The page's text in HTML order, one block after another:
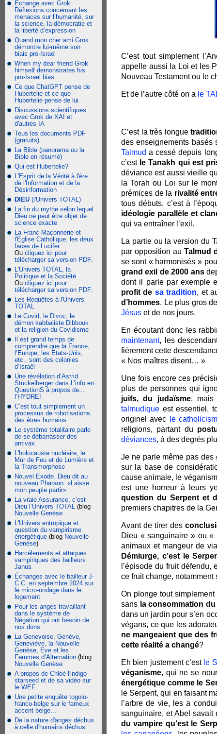
Échange avec Grok:
Réflexions concernant les
menaces sur l’humanité, sur
la science, la démocratie et
la liberté d’expression
Quand mon cher ami Grok
démontre lui-même son
biais pro-Israël
When my dear friend Grok
himself demonstrates his
pro-Israel bias
Ce que ChatGPT pense de
Hubertelie et ce que
Hubertelie pense de lui
Discussions scientifiques
avec Grok de XAI et
d'autres IA
Tous les documents PDF
(gratuits)
La Bible (panorama ou la
Bible en résumé)
Qui est Hubertelie?
L'Esprit de la Vérité à l'ère
de l'Information et de la
Désinformation
DIEU (l'Univers TOTAL)
La fin du mythe selon lequel
Dieu ne peut être objet de
science exacte
La Franc-Maçonnerie et
l'Eglise Catholique, les deux
faces de Lucifer.
Ou cliquez ici pour
télécharger sa version PDF.
L'Univers TOTAL, la
Politique et la Société.
Ou cliquez ici pour
télécharger sa version PDF.
Les Requêtes à l'Univers
TOTAL
Le Covid, le Divoc, le
démon kabbaliste Dibbouk
et la religion du Covidisme
Il est grand temps de
comprendre que la France,
l’Europe, les Etats-Unis,
etc., sont des colonies
d’Israël
Une révélation d’Astrid
Stuckelberger dans L’info en
QuestionS à propos de...
l’HYDRE!
C’est tout simplement un
processus de robotisations
des êtres humains
Le système totalitaire parle
de se débarrasser des
antivax
L'holocauste nucléaire, le
Mur de Feu et de Lumière et
la Transmorphose
Nouvel Exode. Dieu dit au
nouveau Pharaon: «Laisse
mon peuple partir»
La vraie Assurance, c’est
Dieu l’Univers TOTAL (blog
Nouvelle Genèse
L'Univers entropique et
question du vampirisme
énergétique (blog Nouvelle
Genèse)
Harcèlements et attaques
vampiriques des bailleurs
Janus
Échanges avec le bailleur J-
C C. en septembre 2024 sur
le micro-ondage dans le
logement
Pour les anges travaillant
dans le système de
Négation qui ont besoin de
nos dons
La Genevoise, Genève,
Geneviève, la Nouvelle
Genèse, Eve et les
Femmes d’Alternation (blog
Nouvelle Genèse
A propos de Chloé l'indigo
starseed et de sa vidéo sur
le WEF
Une petite enquête togolo-
franco-belge sur le fameux
accent belge...
De la nature d'anges déchus
à celle d'humains déchus
C’est tout simplement
appelle aussi la Loi et les
Nouveau Testament ou le
Et de l’autre côté on a le
C’est la très longue
des enseignements basés
Talmud a cessé depuis
c’est le Tanakh qui est
déviance est aussi vieille
la Torah ou Loi sur le
prémices de la rivalité
tous débuts, c’est à
idéologie parallèle et
qui va entraîner l’exil.
La partie ou la version du
par opposition auTalmud
se sont « harmonisés »
grand exil de 2000 ans
dont il parle par exemple
profit de sa tradition, et
d’hommes. Le plus gros
Jésus et de nos jours.
En écoutant donc les
maintenant, les
fièrement cette
« Nos maîtres disent… »
Une fois encore ces
plus de personnes qui
juifs, du judaïsme, mais
talmudique est essentiel,
originel avec
le
religions, partant du
déviances, à des degrés
Je ne parle même pas des
sur la base de
cause animale, le
est une horreur à leurs
question du Serpent et
premiers chapitres de la
Avant de tirer des
Dieu « sanguinaire » ou
animaux et mangeur de
Démiurge, c’est le
l’épisode du fruit défendu,
ce fruit change,
On plonge tout
sans la consommation
dans un jardin pour s’en
végans, ce que les
ne mangeaient que des
cette réalité a changé?
Eh bien justement c’est le
véganisme, qui ne se
énergétique comme le
le Serpent, qui en faisant
l’arbre de vie, les a
sanguinaire, et Abel
du vampire qu’est le